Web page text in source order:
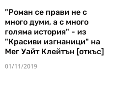
"Роман се прави не с
много думи, а с много
голяма история" - из
"Красиви изгнаници" на
Мег Уайт Клейтън [откъс]
01/11/2019